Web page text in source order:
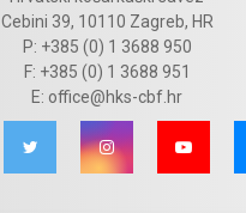
Cebini 39, 10110 Zagreb, HR
P: +385 (0) 1 3688 950
F: +385 (0) 1 3688 951
E: office@hks-cbf.hr